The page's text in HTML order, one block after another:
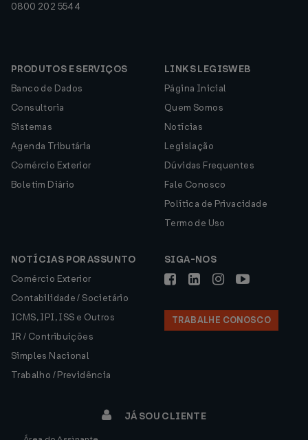
0800 202 5544
PRODUTOS E SERVIÇOS
Banco de Dados
Consultoria
Sistemas
Agenda Tributária
Comércio Exterior
Boletim Diário
LINKS LEGISWEB
Página Inicial
Quem Somos
Notícias
Legislação
Dúvidas Frequentes
Fale Conosco
Política de Privacidade
Termo de Uso
NOTÍCIAS POR ASSUNTO
Comércio Exterior
Contabilidade / Societário
ICMS, IPI, ISS e Outros
IR / Contribuições
Simples Nacional
Trabalho / Previdência
SIGA-NOS
TRABALHE CONOSCO
JÁ SOU CLIENTE